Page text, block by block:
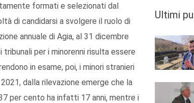
formati e selezionati dal
di candidarsi a svolgere il ruolo di
annuale di Agia, al 31 dicembre
per i minorenni risulta essere
in esame, poi, i minori stranieri
dalla rilevazione emerge che la
per cento ha infatti 17 anni, mentre i
Ultimi